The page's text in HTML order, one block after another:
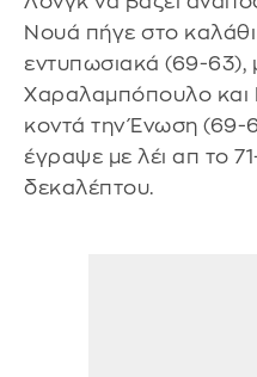
Νουά πήγε στο
εντυπωσιακά (69-63),
Χαραλαμπόπουλο
κοντά την Ένωση
έγραψε με λέι απ το
δεκαλέπτου.